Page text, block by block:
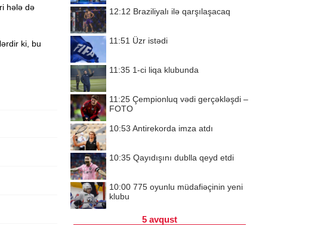
hələ də
ki, bu
12:12 Braziliyalı ilə qarşılaşacaq
11:51 Üzr istədi
11:35 1-ci liqa klubunda
11:25 Çempionluq vədi gerçəkləşdi –
FOTO
10:53 Antirekorda imza atdı
10:35 Qayıdışını dublla qeyd etdi
10:00 775 oyunlu müdafiəçinin yeni
klubu
5 avqust